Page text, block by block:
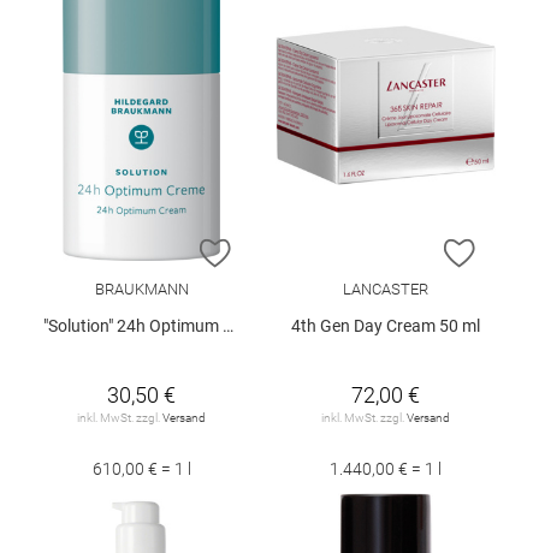
ZUR WUNSCHLISTE HINZUFÜGEN
BRAUKMANN
"Solution" 24h Optimum Creme 50 ml
30,50 €
inkl. MwSt. zzgl. Versand
610,00 € = 1 l
ZUR
LANCASTER
4th Gen Day Cream 50 ml
72,00 €
inkl. MwSt. zzgl. Versand
1.440,00 € = 1 l